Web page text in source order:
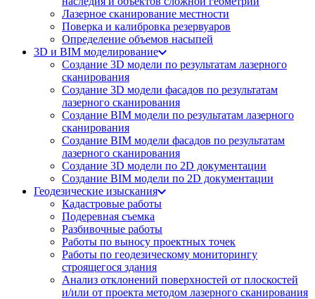
Лазерное сканирование местности
Поверка и калибровка резервуаров
Определение объемов насы​​пей
3D и BIM моделирование
Создание 3D модели по результатам лазерного
сканирования
Создание 3D модели фасадов по результатам
лазерного сканирования
Создание BIM модели по результатам лазерного
сканирования
Создание BIM модели фасадов по результатам
лазерного сканирования
Создание 3D модели по 2D документации
Создание BIM модели по 2D документации
Геодезические изыскания
Кадастровые работы
Подеревная съемка
Разбивочные работы
Работы по выносу проектных точек
Работы по геодезическому мониторингу
строящегося здания
Анализ отклонений поверхностей от плоскостей
и/или от проекта методом лазерного сканирования